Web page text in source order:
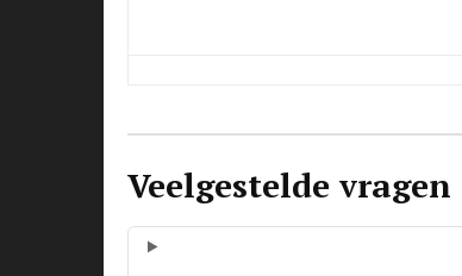
Veelgestelde vragen